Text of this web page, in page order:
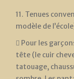
11. Tenues
modèle de
 Pour les
tête (le cuir
tatouage,